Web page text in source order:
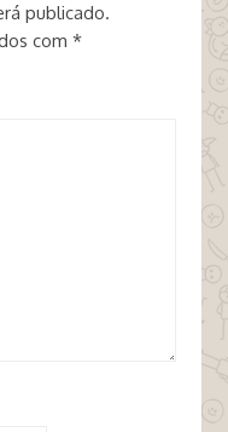
publicado.
com *